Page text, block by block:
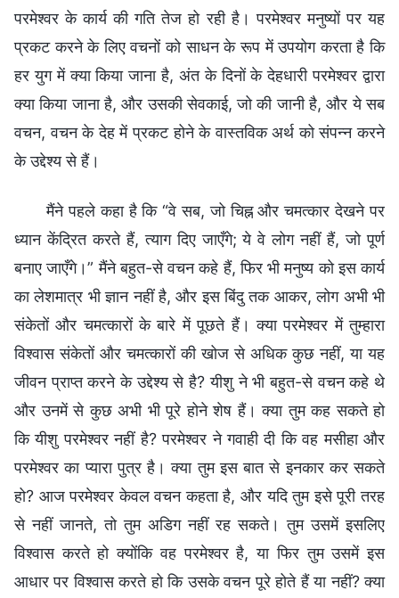
परमेश्वर के कार्य की गति तेज हो रही है। परमेश्वर मनुष्यों पर यह
प्रकट करने के लिए वचनों को साधन के रूप में उपयोग करता है कि
हर युग में क्या किया जाना है, अंत के दिनों के देहधारी परमेश्वर द्वारा
क्या किया जाना है, और उसकी सेवकाई, जो की जानी है, और ये सब
वचन, वचन के देह में प्रकट होने के वास्तविक अर्थ को संपन्न करने
के उद्देश्य से हैं।
मैंने पहले कहा है कि “वे सब, जो चिह्न और चमत्कार देखने पर
ध्यान केंद्रित करते हैं, त्याग दिए जाएँगे; ये वे लोग नहीं हैं, जो पूर्ण
बनाए जाएँगे।” मैंने बहुत-से वचन कहे हैं, फिर भी मनुष्य को इस कार्य
का लेशमात्र भी ज्ञान नहीं है, और इस बिंदु तक आकर, लोग अभी भी
संकेतों और चमत्कारों के बारे में पूछते हैं। क्या परमेश्वर में तुम्हारा
विश्वास संकेतों और चमत्कारों की खोज से अधिक कुछ नहीं, या यह
जीवन प्राप्त करने के उद्देश्य से है? यीशु ने भी बहुत-से वचन कहे थे
और उनमें से कुछ अभी भी पूरे होने शेष हैं। क्या तुम कह सकते हो
कि यीशु परमेश्वर नहीं है? परमेश्वर ने गवाही दी कि वह मसीहा और
परमेश्वर का प्यारा पुत्र है। क्या तुम इस बात से इनकार कर सकते
हो? आज परमेश्वर केवल वचन कहता है, और यदि तुम इसे पूरी तरह
से नहीं जानते, तो तुम अडिग नहीं रह सकते। तुम उसमें इसलिए
विश्वास करते हो क्योंकि वह परमेश्वर है, या फिर तुम उसमें इस
आधार पर विश्वास करते हो कि उसके वचन पूरे होते हैं या नहीं? क्या